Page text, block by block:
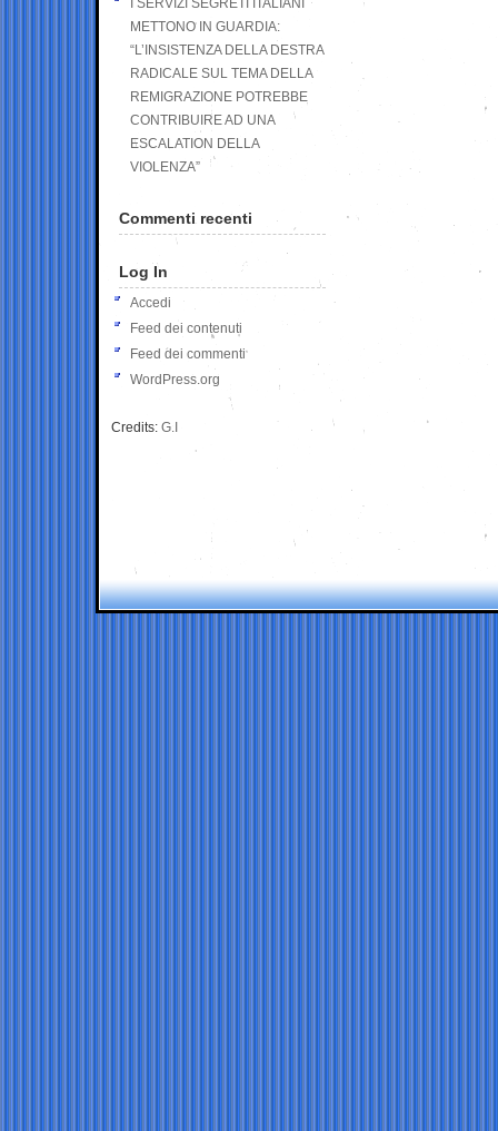
I SERVIZI SEGRETI ITALIANI
METTONO IN GUARDIA:
“L’INSISTENZA DELLA DESTRA
RADICALE SUL TEMA DELLA
REMIGRAZIONE POTREBBE
CONTRIBUIRE AD UNA
ESCALATION DELLA
VIOLENZA”
Commenti recenti
Log In
Accedi
Feed dei contenuti
Feed dei commenti
WordPress.org
Credits: G.I